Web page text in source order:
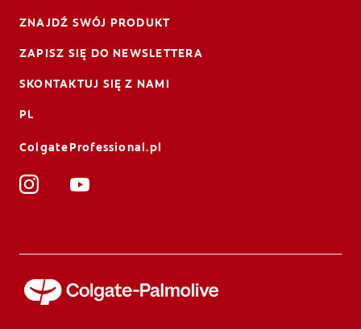
ZNAJDŹ SWÓJ PRODUKT
ZAPISZ SIĘ DO NEWSLETTERA
SKONTAKTUJ SIĘ Z NAMI
PL
ColgateProfessional.pl